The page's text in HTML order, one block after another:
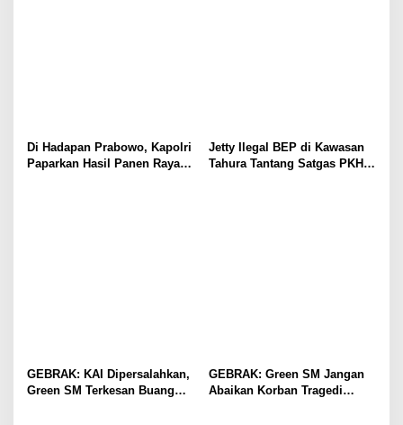
Di Hadapan Prabowo, Kapolri
Paparkan Hasil Panen Raya
Jetty Ilegal BEP di Kawasan
Tahura Tantang Satgas PKH,
GEBRAK: KAI Dipersalahkan,
Green SM Terkesan Buang
GEBRAK: Green SM Jangan
Abaikan Korban Tragedi